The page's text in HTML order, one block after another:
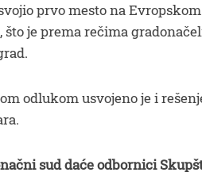
prvo mesto na
je prema rečima
odlukom usvojeno je i
sud daće odbornici